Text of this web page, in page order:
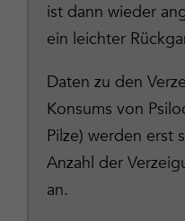
ist dann wieder
ein leichter
Daten zu den
Konsums von
Pilze) werden erst
Anzahl der
an.